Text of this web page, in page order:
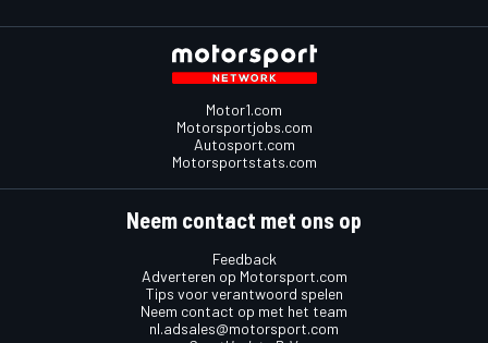
Motor1.com
Motorsportjobs.com
Autosport.com
Motorsportstats.com
Neem contact met ons op
Feedback
Adverteren op Motorsport.com
Tips voor verantwoord spelen
Neem contact op met het team
nl.adsales@motorsport.com